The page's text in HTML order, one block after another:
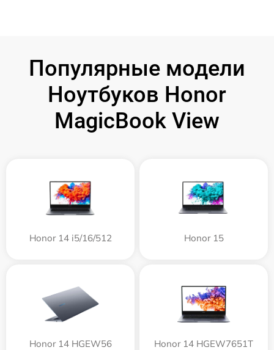
Популярные модели
Ноутбуков Honor
MagicBook View
Honor 14 i5/16/512 Honor 15
Honor 14 HGEW56 Honor 14 HGEW7651T